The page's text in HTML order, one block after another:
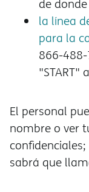
de
la línea
para la
866-
"START"
El personal
nombre o ver
sabrá que